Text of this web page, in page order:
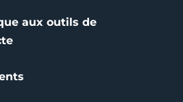
aux outils de